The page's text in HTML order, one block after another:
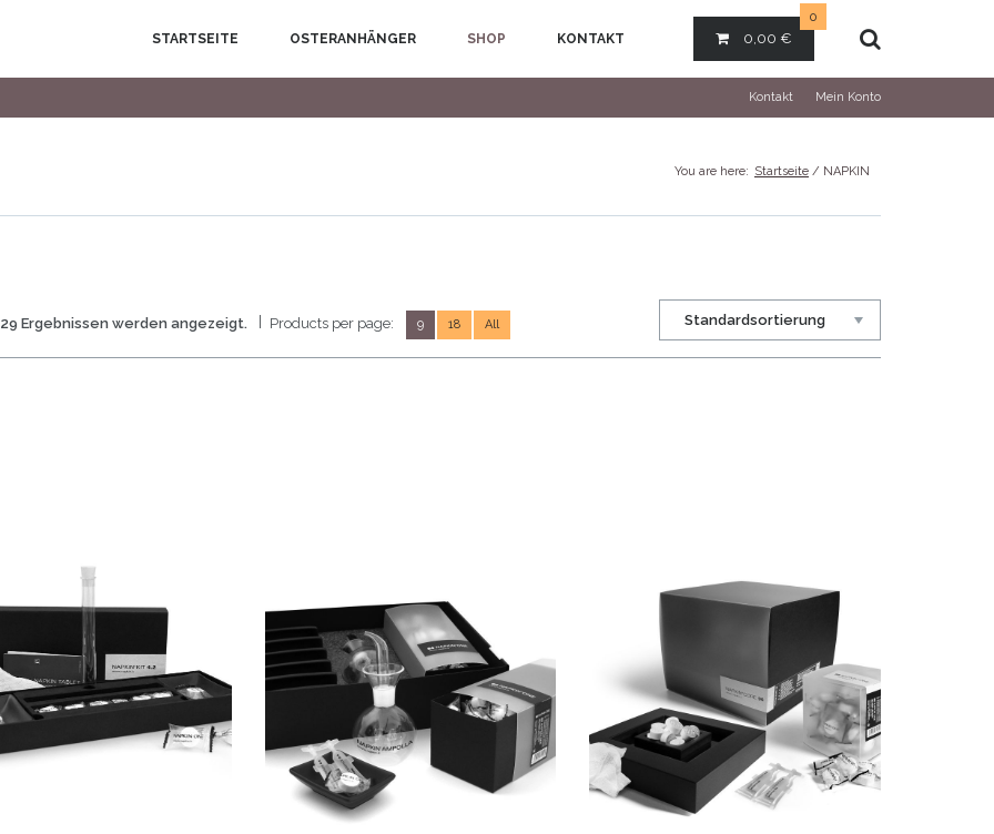
SKIP TO PRIMARY CONTENT
SKIP TO SECONDARY CONTENT
STARTSEITE OSTERANHÄNGER SHOP KONTAKT 0,00 €
0
Kontakt Mein Konto
You are here: Startseite / NAPKIN
Ergebnissen werden angezeigt. Products per page: 9 18 All